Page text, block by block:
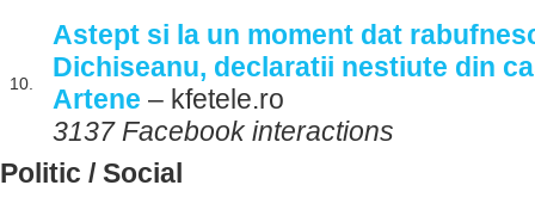
10.
Astept si la un moment dat
Dichiseanu, declaratii nestiute din
Artene – kfetele.ro
3137 Facebook interactions
Politic / Social